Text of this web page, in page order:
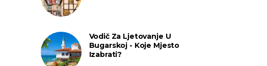
Vodič Za Ljetovanje U
Bugarskoj - Koje Mjesto
Izabrati?